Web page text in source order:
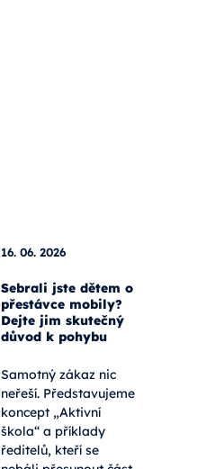
16. 06. 2026
Sebrali jste dětem o
přestávce mobily?
Dejte jim skutečný
důvod k pohybu
Samotný zákaz nic
neřeší. Představujeme
koncept „Aktivní
škola“ a příklady
ředitelů, kteří se